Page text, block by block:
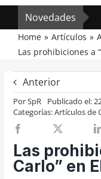
Inicio
Actual
Artículos
Crítica
Previos de ópera
Entrevistas
Recomendación
Cosas de Beckmesser
Nosotros y privacidad
Novedades
Home Artículos
Las prohibiciones a
Anterior
PorSpR
Publicado el:
Categorías:Artículos de
Las
Carlo” en